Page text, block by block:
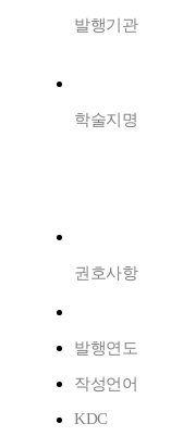
발행기관
학술지명
권호사항
발행연도
작성언어
KDC